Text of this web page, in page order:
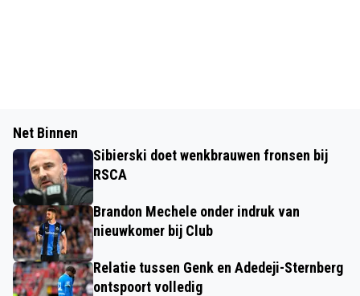
Net Binnen
Sibierski doet wenkbrauwen fronsen bij
RSCA
Brandon Mechele onder indruk van
nieuwkomer bij Club
Relatie tussen Genk en Adedeji-Sternberg
ontspoort volledig